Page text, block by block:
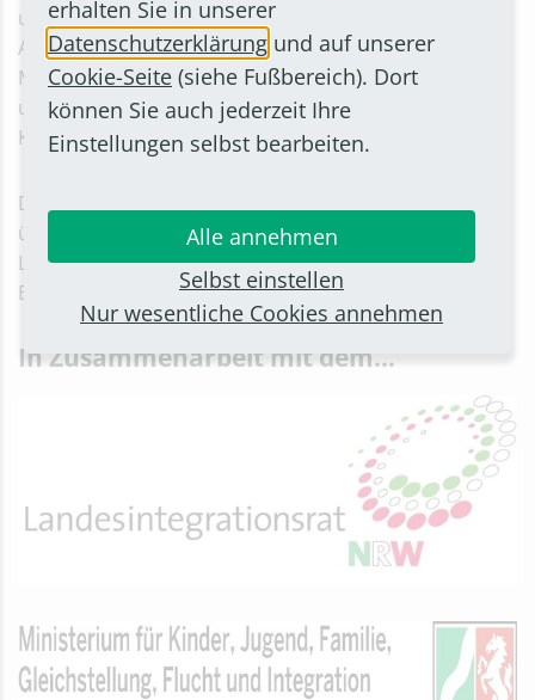
und gesellschaftlichen Beeinträchtigungen sie führt.
Abschließend beschreibt der Referent, welche
Möglichkeiten es gibt, eine Änderung herbeizuführen
und nimmt dabei insbesondere den pädagogischen
Kontext in den Blick.
Die Begrüßung und die Einführung ins Thema
übernimmt der Vorsitzende des
Landesintegrationsrates NRW, Tayfun Keltek. Der
Eintritt ist frei.
In Zusammenarbeit mit dem...
erhalten Sie in unserer
Datenschutzerklärung und auf unserer
Cookie-Seite (siehe Fußbereich). Dort
können Sie auch jederzeit Ihre
Einstellungen selbst bearbeiten.
Alle annehmen
Selbst einstellen
Nur wesentliche Cookies annehmen